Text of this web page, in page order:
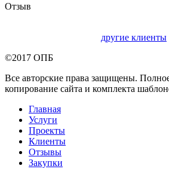
Отзыв
другие клиенты
©2017 ОПБ
Все авторские права защищены.
копирование сайта и комплекта
Главная
Услуги
Проекты
Клиенты
Отзывы
Закупки